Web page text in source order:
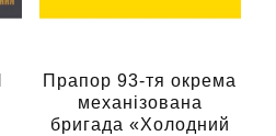
Прапор 93-тя окрема
механізована
бригада «Холодний